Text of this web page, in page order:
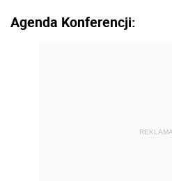
Agenda Konferencji:
REKLAMA